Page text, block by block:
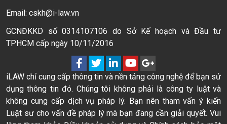
Email: cskh@i-law.vn
GCNĐKKD số 0314107106 do Sở Kế hoạch và Đầu tư
TPHCM cấp ngày 10/11/2016
iLAW chỉ cung cấp thông tin và nền tảng công nghệ để bạn sử
dụng thông tin đó. Chúng tôi không phải là công ty luật và
không cung cấp dịch vụ pháp lý. Bạn nên tham vấn ý kiến
Luật sư cho vấn đề pháp lý mà bạn đang cần giải quyết. Vui